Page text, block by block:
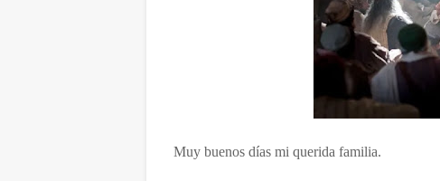
Muy buenos días mi querida familia.